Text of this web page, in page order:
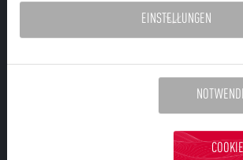
Titelbild: Albrecht Dürer - Adam und
EINSTELLUNGEN